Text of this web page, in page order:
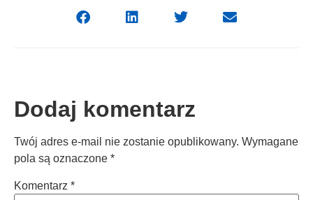
Dodaj komentarz
Twój adres e-mail nie zostanie opublikowany. Wymagane
pola są oznaczone *
Komentarz *